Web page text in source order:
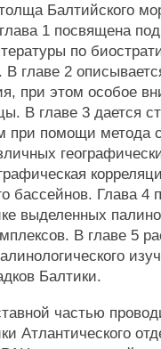
Балтийского
1 посвящена
по
главе 2
при этом особое
В главе 3 дается
при помощи метода
бассейнов. Глава 4
выделенных
В главе 5
Балтики.
частью
Атлантического